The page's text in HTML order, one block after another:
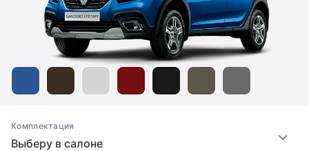
Выберу в салоне
Комплектация